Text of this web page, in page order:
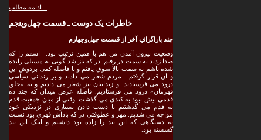
خاطرات یک دوست ـ قسمت چهل‌وپنجم
چند پاراگرافِ آخر از قسمت چهل‌وچهارم
وضعیت بیرون آمدن من هم با همین ترتیب بود. اسمم را که
صدا زدند به سمت در رفتم. در که باز شد گویی به مسیلی رانده
شده باشم به سمت بالا سوق یافتم و با فاصله کمی بردوش این
و آن قرار گرفتم . مردم شعار می دادند و بر زندانی سیاسی
درود می فرستادند. و زندانیان نیز شعار می دادیم و به «خلق
قهرمان» درود می فرستادیم. فاصله عرض میدان که چند ده
قدمی بیش نبود به کندی می گذشت. وقتی از میان جمعیت قدم
به قدم می گذشتیم با دست دادن بسیاری در نزدیکی خود
مواجه می شدیم. مهر و عطوفتی در که پاداش قهری بود نسبت
به دستگاهی که این بند را زاده بود داشتیم و اینک این بند
گسسته بود.